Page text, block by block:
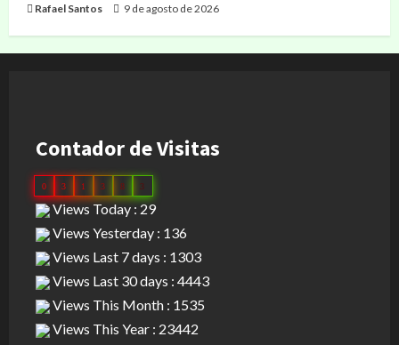
Rafael Santos 9 de agosto de 2026
Contador de Visitas
0 3 1 3 8 3
Views Today : 29
Views Yesterday : 136
Views Last 7 days : 1303
Views Last 30 days : 4443
Views This Month : 1535
Views This Year : 23442